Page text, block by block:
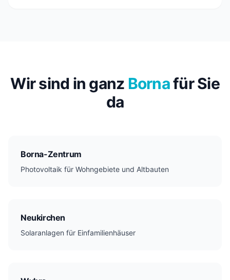
Wir sind in ganz Bornafür Sie
da
Borna-Zentrum
Photovoltaik für Wohngebiete und Altbauten
Neukirchen
Solaranlagen für Einfamilienhäuser